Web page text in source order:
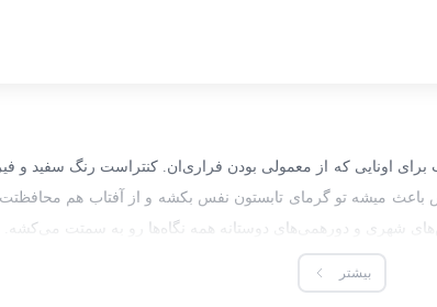
اونایی که از معمولی بودن فراری‌ان. کنتراست رنگ سفید و
باعث میشه تو گرمای تابستون نفس بکشه و از آفتاب هم
شهری و دورهمی‌های دوستانه همه نگاه‌ها رو به سمتت می‌کشه.
بیشتر